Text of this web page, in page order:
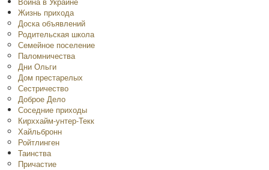
Жизнь прихода
Доска объявлений
Родительская школа
Семейное поселение
Паломничества
Дни Ольги
Дом престарелых
Сестричество
Доброе Дело
Соседние приходы
Кирххайм-унтер-Текк
Хайльбронн
Ройтлинген
Таинства
Причастие